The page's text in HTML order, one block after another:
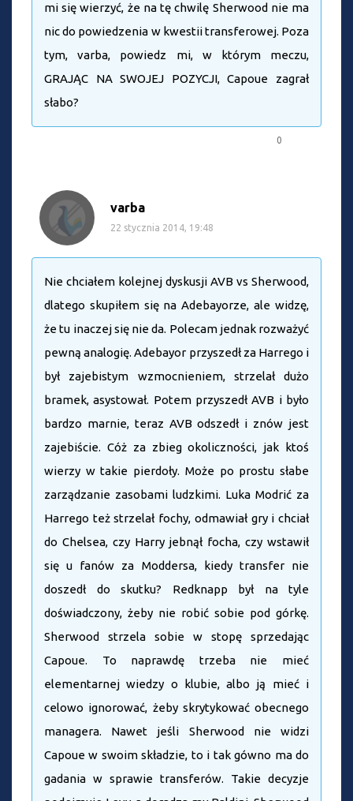
mi się wierzyć, że na tę chwilę Sherwood nie ma
nic do powiedzenia w kwestii transferowej. Poza
tym, varba, powiedz mi, w którym meczu,
GRAJĄC NA SWOJEJ POZYCJI, Capoue zagrał
słabo?
0
varba
22 stycznia 2014, 19:48
Nie chciałem kolejnej dyskusji AVB vs Sherwood,
dlatego skupiłem się na Adebayorze, ale widzę,
że tu inaczej się nie da. Polecam jednak rozważyć
pewną analogię. Adebayor przyszedł za Harrego i
był zajebistym wzmocnieniem, strzelał dużo
bramek, asystował. Potem przyszedł AVB i było
bardzo marnie, teraz AVB odszedł i znów jest
zajebiście. Cóż za zbieg okoliczności, jak ktoś
wierzy w takie pierdoły. Może po prostu słabe
zarządzanie zasobami ludzkimi. Luka Modrić za
Harrego też strzelał fochy, odmawiał gry i chciał
do Chelsea, czy Harry jebnął focha, czy wstawił
się u fanów za Moddersa, kiedy transfer nie
doszedł do skutku? Redknapp był na tyle
doświadczony, żeby nie robić sobie pod górkę.
Sherwood strzela sobie w stopę sprzedając
Capoue. To naprawdę trzeba nie mieć
elementarnej wiedzy o klubie, albo ją mieć i
celowo ignorować, żeby skrytykować obecnego
managera. Nawet jeśli Sherwood nie widzi
Capoue w swoim składzie, to i tak gówno ma do
gadania w sprawie transferów. Takie decyzje